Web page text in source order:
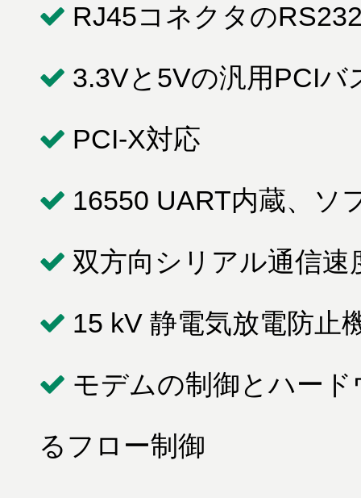
RJ45コネクタの
3.3Vと5Vの汎用PCIバ
PCI-X対応
16550 UART内蔵、ソ
双方向シリアル通信速
15 kV 静電気放電防止
モデムの制御とハー
るフロー制御